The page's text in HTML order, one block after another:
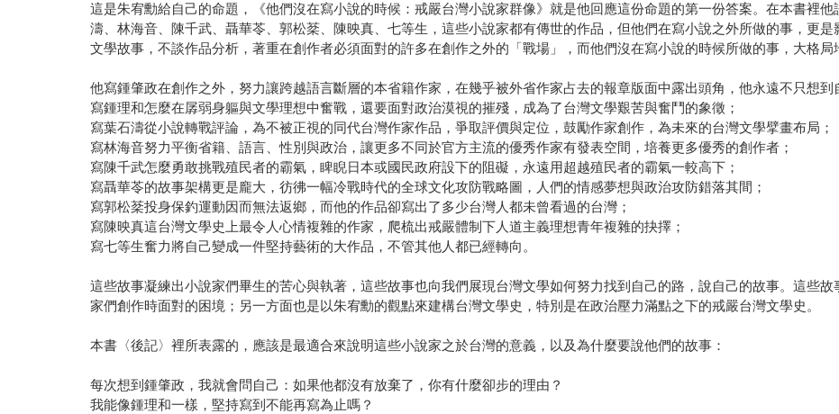
這是朱宥勳給自己的命題，《他們沒在寫小說的時候：戒嚴台灣小說家群像》就是他回應這份命題的第一份答案。在本書裡
濤、林海音、陳千武、聶華苓、郭松棻、陳映真、七等生，這些小說家都有傳世的作品，但他們在寫小說之外所做的事，更
文學故事，不談作品分析，著重在創作者必須面對的許多在創作之外的「戰場」，而他們沒在寫小說的時候所做的事，大格局
他寫鍾肇政在創作之外，努力讓跨越語言斷層的本省籍作家，在幾乎被外省作家占去的報章版面中露出頭角，他永遠不只想到
寫鍾理和怎麼在孱弱身軀與文學理想中奮戰，還要面對政治漠視的摧殘，成為了台灣文學艱苦與奮鬥的象徵；
寫葉石濤從小說轉戰評論，為不被正視的同代台灣作家作品，爭取評價與定位，鼓勵作家創作，為未來的台灣文學擘畫布局；
寫林海音努力平衡省籍、語言、性別與政治，讓更多不同於官方主流的優秀作家有發表空間，培養更多優秀的創作者；
寫陳千武怎麼勇敢挑戰殖民者的霸氣，睥睨日本或國民政府設下的阻礙，永遠用超越殖民者的霸氣一較高下；
寫聶華苓的故事架構更是龐大，彷彿一幅冷戰時代的全球文化攻防戰略圖，人們的情感夢想與政治攻防錯落其間；
寫郭松棻投身保釣運動因而無法返鄉，而他的作品卻寫出了多少台灣人都未曾看過的台灣；
寫陳映真這台灣文學史上最令人心情複雜的作家，爬梳出戒嚴體制下人道主義理想青年複雜的抉擇；
寫七等生奮力將自己變成一件堅持藝術的大作品，不管其他人都已經轉向。
這些故事凝練出小說家們畢生的苦心與執著，這些故事也向我們展現台灣文學如何努力找到自己的路，說自己的故事。這些
家們創作時面對的困境；另一方面也是以朱宥勳的觀點來建構台灣文學史，特別是在政治壓力滿點之下的戒嚴台灣文學史。
本書〈後記〉裡所表露的，應該是最適合來說明這些小說家之於台灣的意義，以及為什麼要說他們的故事：
每次想到鍾肇政，我就會問自己：如果他都沒有放棄了，你有什麼卻步的理由？
我能像鍾理和一樣，堅持寫到不能再寫為止嗎？